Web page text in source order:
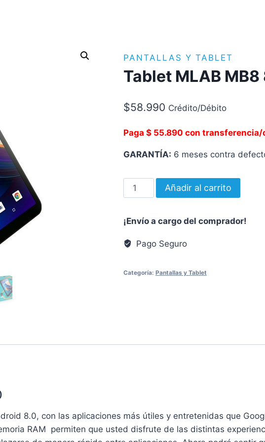
PANTALLAS Y TABLET
Tablet MLAB MB8
$58.990 Crédito/Débito
Paga $ 55.890 con
GARANTÍA: 6 meses contra
Tablet
MLAB
8″
cantidad
Añadir al carrito
¡Envío a cargo del comprador!
Pago Seguro
Categoría: Pantallas y Tablet
8.0, con las aplicaciones más útiles y entretenidas que
RAM permiten que usted disfrute de las distintas